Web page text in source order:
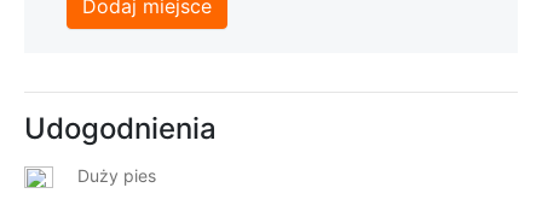
Dodaj miejsce
Udogodnienia
Duży pies